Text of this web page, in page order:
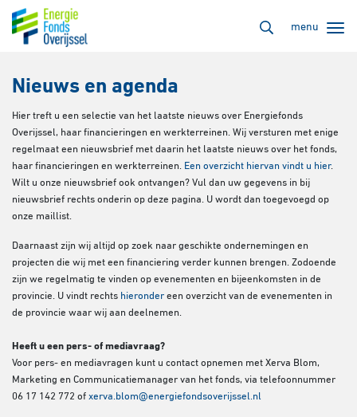
menu
Nieuws en agenda
Hier treft u een selectie van het laatste nieuws over Energiefonds
Overijssel, haar financieringen en werkterreinen. Wij versturen met enige
regelmaat een nieuwsbrief met daarin het laatste nieuws over het fonds,
haar financieringen en werkterreinen. Een overzicht hiervan vindt u hier.
Wilt u onze nieuwsbrief ook ontvangen? Vul dan uw gegevens in bij
nieuwsbrief rechts onderin op deze pagina. U wordt dan toegevoegd op
onze maillist.
Daarnaast zijn wij altijd op zoek naar geschikte ondernemingen en
projecten die wij met een financiering verder kunnen brengen. Zodoende
zijn we regelmatig te vinden op evenementen en bijeenkomsten in de
provincie. U vindt rechts hieronder een overzicht van de evenementen in
de provincie waar wij aan deelnemen.
Heeft u een pers- of mediavraag?
Voor pers- en mediavragen kunt u contact opnemen met Xerva Blom,
Marketing en Communicatiemanager van het fonds, via telefoonnummer
06 17 142 772 of xerva.blom@energiefondsoverijssel.nl